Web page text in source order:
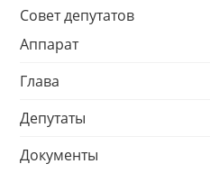
Совет депутатов
Аппарат
Глава
Депутаты
Документы